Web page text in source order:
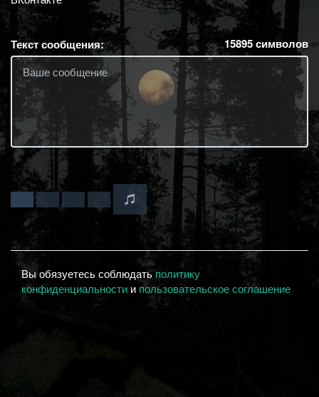
Текст сообщения: 15895символов
Вы обязуетесь соблюдать политику
конфиденциальности и пользовательское соглашение